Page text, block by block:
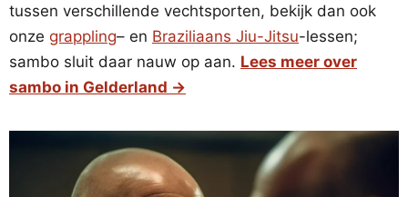
tussen verschillende vechtsporten, bekijk dan ook
onze grappling– en Braziliaans Jiu-Jitsu-lessen;
sambo sluit daar nauw op aan. Lees meer over
sambo in Gelderland →